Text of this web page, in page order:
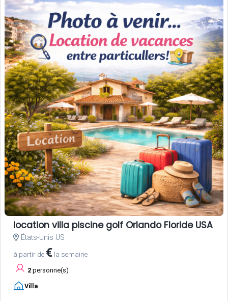
location villa piscine golf Orlando Floride USA
États-Unis US
à partir de € la semaine
2 personne(s)
Villa